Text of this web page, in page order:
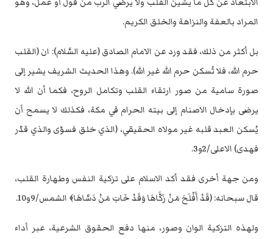
المراد بالعفة والنزاهة ‏والخلق الكريم.‏
بل أكثر من ذلك، فقد ورد عن الامام الصادق (عليه السَّلام): ان (القلب
حرم الله، فلا ‏تُسكن حرم الله غير الله). وهذا الحديث الشريف يشير إلى
صورة سامية من صور ‏ارتقاء القلب وتكامل الروح، فكما أن الله لا
يرضى بإدخال الاصنام إلى بيته الحرام في ‏مكة، فكذلك لا يسمح أن
يُسكن العبد قلبه غير مولاه الحقيقي، (الذي خلق فسوّى والذي ‏قدّر
فهدى) الاعلى/2و3.‏
ومن جهة أخرى فقد أكد الاسلام على تزكية النفس وطهارة القلب،
قال سبحانه: (قَدْ أَفْلَحَ ‏مَنْ زَكَّاهَا وَقَدْ خَابَ مَنْ دَسَّاهَا﴾ الشمس/9و10.‏
ولهذه التزكية الوان وصور، منها دفع الحقوق الشرعية، عبر أداء